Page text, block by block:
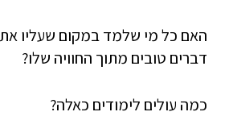
האם כל מי שלמד במקום שעליו
דברים טובים מתוך החוויה שלו?
כמה עולים לימודים כאלה?